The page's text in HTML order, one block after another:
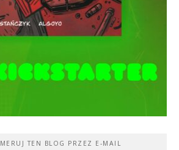
TEN BLOG PRZEZ E-MAIL